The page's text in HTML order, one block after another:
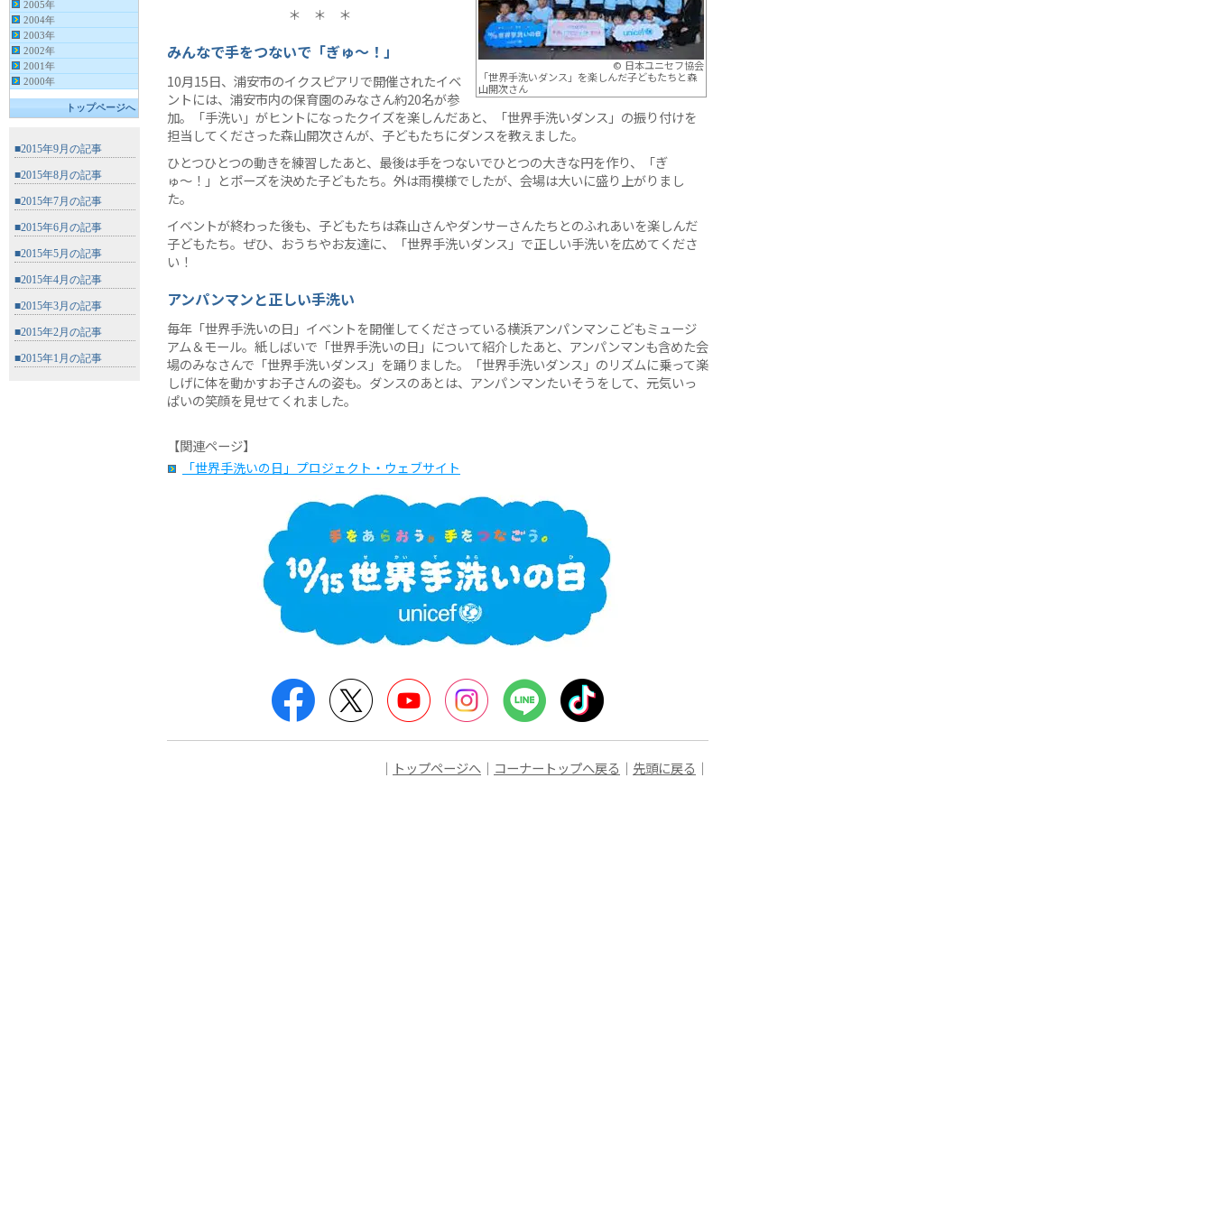
© 日本ユニセフ協会
「世界手洗いダンス」を楽しんだ子どもたちと森
山開次さん
＊ ＊ ＊
みんなで手をつないで「ぎゅ〜！」
10月15日、浦安市のイクスピアリで開催されたイベ
ントには、浦安市内の保育園のみなさん約20名が参
加。「手洗い」がヒントになったクイズを楽しんだあと、「世界手洗いダンス」の振り付けを
担当してくださった森山開次さんが、子どもたちにダンスを教えました。
ひとつひとつの動きを練習したあと、最後は手をつないでひとつの大きな円を作り、「ぎ
ゅ〜！」とポーズを決めた子どもたち。外は雨模様でしたが、会場は大いに盛り上がりまし
た。
イベントが終わった後も、子どもたちは森山さんやダンサーさんたちとのふれあいを楽しんだ
子どもたち。ぜひ、おうちやお友達に、「世界手洗いダンス」で正しい手洗いを広めてくださ
い！
アンパンマンと正しい手洗い
毎年「世界手洗いの日」イベントを開催してくださっている横浜アンパンマンこどもミュージ
アム＆モール。紙しばいで「世界手洗いの日」について紹介したあと、アンパンマンも含めた会
場のみなさんで「世界手洗いダンス」を踊りました。「世界手洗いダンス」のリズムに乗って楽
しげに体を動かすお子さんの姿も。ダンスのあとは、アンパンマンたいそうをして、元気いっ
ぱいの笑顔を見せてくれました。
【関連ページ】
「世界手洗いの日」プロジェクト・ウェブサイト
Facebook Twitter YouTube Instagram LINE
｜ トップページへ ｜ コーナートップへ戻る ｜ 先頭に戻る ｜